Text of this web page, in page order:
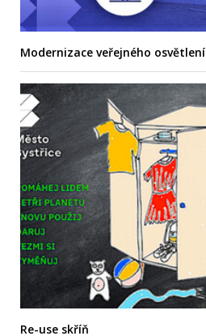
Modernizace veřejného osvětlení
Re-use skříň